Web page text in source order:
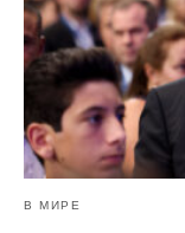
В МИРЕ